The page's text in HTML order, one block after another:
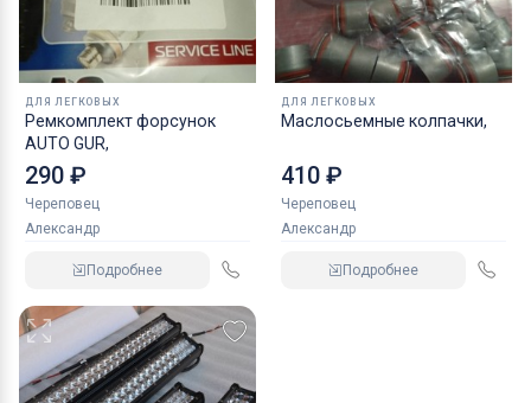
ДЛЯ ЛЕГКОВЫХ
Ремкомплект форсунок
AUTO GUR,
290 ₽
Череповец
Александр
Подробнее
ДЛЯ ЛЕГКОВЫХ
Маслосьемные колпачки,
410 ₽
Череповец
Александр
Подробнее